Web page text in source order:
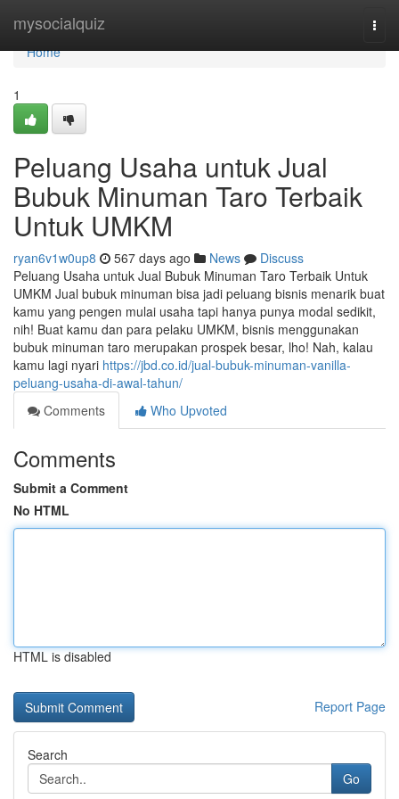
mysocialquiz
Home
Home
1
Peluang Usaha untuk Jual
Bubuk Minuman Taro Terbaik
Untuk UMKM
ryan6v1w0up8 567 days ago News
Discuss
Peluang Usaha untuk Jual Bubuk Minuman Taro Terbaik Untuk
UMKM Jual bubuk minuman bisa jadi peluang bisnis menarik buat
kamu yang pengen mulai usaha tapi hanya punya modal sedikit,
nih! Buat kamu dan para pelaku UMKM, bisnis menggunakan
bubuk minuman taro merupakan prospek besar, lho! Nah, kalau
kamu lagi nyari https://jbd.co.id/jual-bubuk-minuman-vanilla-
peluang-usaha-di-awal-tahun/
Comments
Who Upvoted
Comments
Submit a Comment
No HTML
HTML is disabled
Report Page
Search
Go